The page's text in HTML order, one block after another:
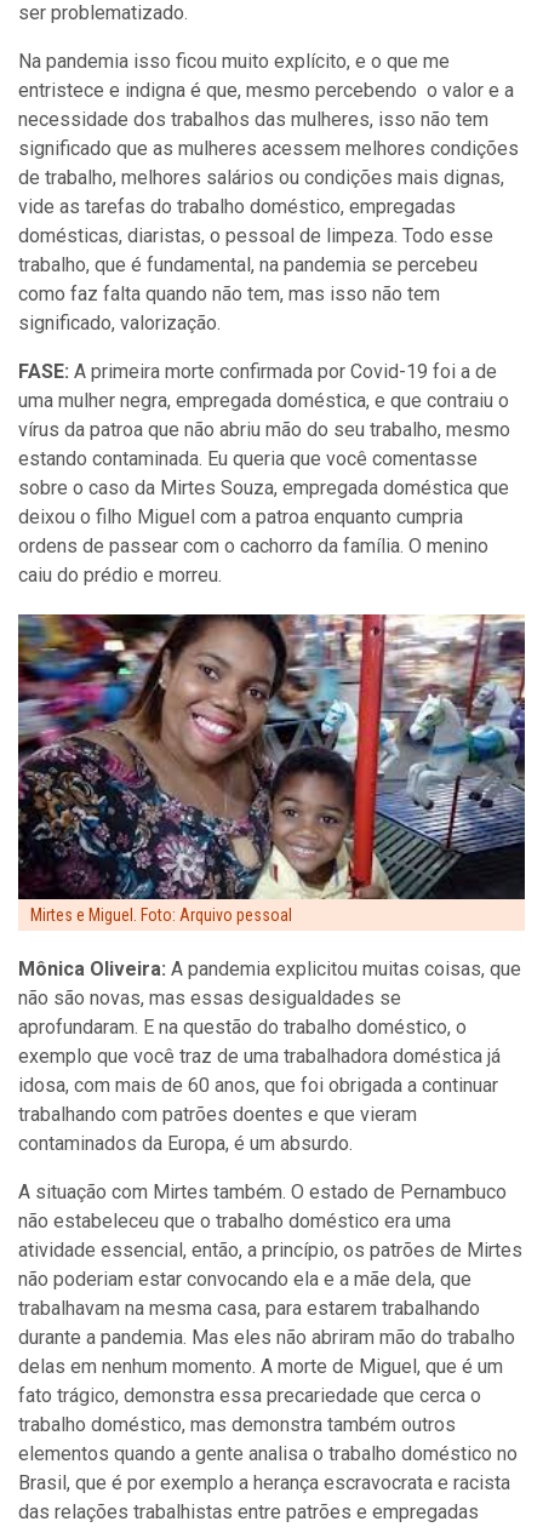
ser problematizado.
Na pandemia isso ficou muito explícito, e o que me
entristece e indigna é que, mesmo percebendo o valor e a
necessidade dos trabalhos das mulheres, isso não tem
significado que as mulheres acessem melhores condições
de trabalho, melhores salários ou condições mais dignas,
vide as tarefas do trabalho doméstico, empregadas
domésticas, diaristas, o pessoal de limpeza. Todo esse
trabalho, que é fundamental, na pandemia se percebeu
como faz falta quando não tem, mas isso não tem
significado, valorização.
FASE: A primeira morte confirmada por Covid-19 foi a de
uma mulher negra, empregada doméstica, e que contraiu o
vírus da patroa que não abriu mão do seu trabalho, mesmo
estando contaminada. Eu queria que você comentasse
sobre o caso da Mirtes Souza, empregada doméstica que
deixou o filho Miguel com a patroa enquanto cumpria
ordens de passear com o cachorro da família. O menino
caiu do prédio e morreu.
Mirtes e Miguel. Foto: Arquivo pessoal
Mônica Oliveira: A pandemia explicitou muitas coisas, que
não são novas, mas essas desigualdades se
aprofundaram. E na questão do trabalho doméstico, o
exemplo que você traz de uma trabalhadora doméstica já
idosa, com mais de 60 anos, que foi obrigada a continuar
trabalhando com patrões doentes e que vieram
contaminados da Europa, é um absurdo.
A situação com Mirtes também. O estado de Pernambuco
não estabeleceu que o trabalho doméstico era uma
atividade essencial, então, a princípio, os patrões de Mirtes
não poderiam estar convocando ela e a mãe dela, que
trabalhavam na mesma casa, para estarem trabalhando
durante a pandemia. Mas eles não abriram mão do trabalho
delas em nenhum momento. A morte de Miguel, que é um
fato trágico, demonstra essa precariedade que cerca o
trabalho doméstico, mas demonstra também outros
elementos quando a gente analisa o trabalho doméstico no
Brasil, que é por exemplo a herança escravocrata e racista
das relações trabalhistas entre patrões e empregadas